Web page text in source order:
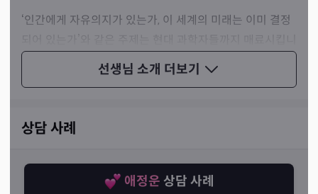
선생님 소개 더보기
‘인간에게 자유의지가 있는가, 이 세계의 미래는 이미 결정
다. 선생님께서는 이러한 운명론을 탐구하는 가장 고전적이
고 유서 깊은 방법인 사주, 타로, 손금 등을 활용하여 여러분
상담 사례
애정운 상담 사례